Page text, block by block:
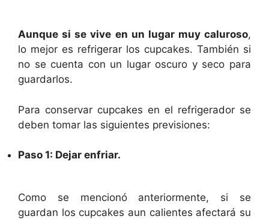
Aunque si se vive en un lugar muy caluroso,
lo mejor es refrigerar los cupcakes. También si
no se cuenta con un lugar oscuro y seco para
guardarlos.
Para conservar cupcakes en el refrigerador se
deben tomar las siguientes previsiones:
Paso 1: Dejar enfriar.
Como se mencionó anteriormente, si se
guardan los cupcakes aun calientes afectará su